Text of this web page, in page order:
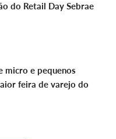
do Retail Day Sebrae
micro e pequenos
feira de varejo do